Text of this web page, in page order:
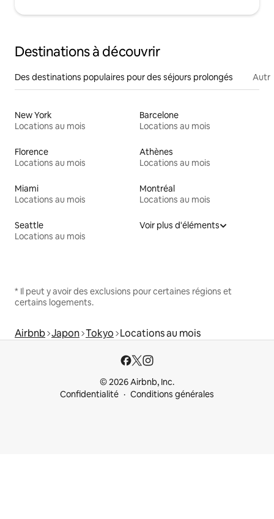
Destinations à découvrir
Des destinations populaires pour des séjours prolongés
New York
Locations au mois
Barcelone
Locations au mois
Florence
Locations au mois
Athènes
Locations au mois
Miami
Locations au mois
Montréal
Locations au mois
Seattle
Locations au mois
Voir plus d'éléments
* Il peut y avoir des exclusions pour certaines régions et
certains logements.
Airbnb Japon Tokyo Locations au mois
© 2026 Airbnb, Inc.
Confidentialité
Conditions générales